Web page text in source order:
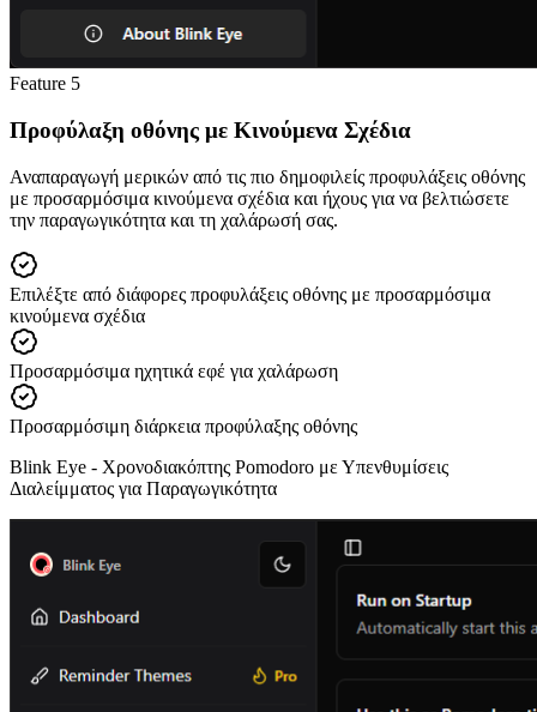
Feature 5
Προφύλαξη οθόνης με Κινούμενα Σχέδια
Αναπαραγωγή μερικών από τις πιο δημοφιλείς προφυλάξεις οθόνης
με προσαρμόσιμα κινούμενα σχέδια και ήχους για να βελτιώσετε
την παραγωγικότητα και τη χαλάρωσή σας.
Επιλέξτε από διάφορες προφυλάξεις οθόνης με προσαρμόσιμα
κινούμενα σχέδια
Προσαρμόσιμα ηχητικά εφέ για χαλάρωση
Προσαρμόσιμη διάρκεια προφύλαξης οθόνης
Blink Eye - Χρονοδιακόπτης Pomodoro με Υπενθυμίσεις
Διαλείμματος για Παραγωγικότητα